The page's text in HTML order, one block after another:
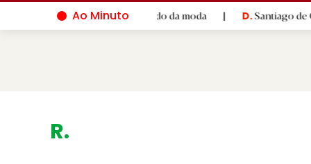
Ao Minuto
e à inovação do mundo da moda | D.Santiago de
Região